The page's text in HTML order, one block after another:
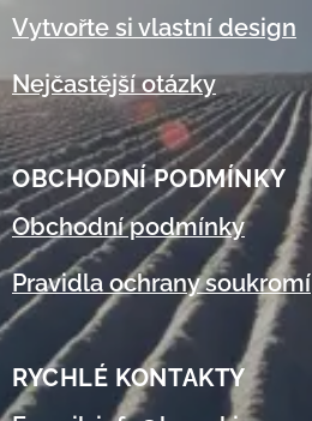
Vytvořte si vlastní design
Nejčastější otázky
OBCHODNÍPODMÍNKY
Obchodní podmínky
Pravidla ochrany soukromí
RYCHLÉ KONTAKTY